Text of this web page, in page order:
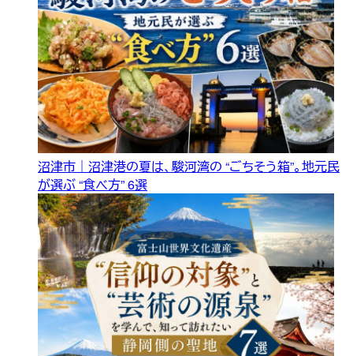
沼津市｜沼津港の夏は、駿河湾の “ごちそう箱”。地元民
が選ぶ “食べ方” 6選